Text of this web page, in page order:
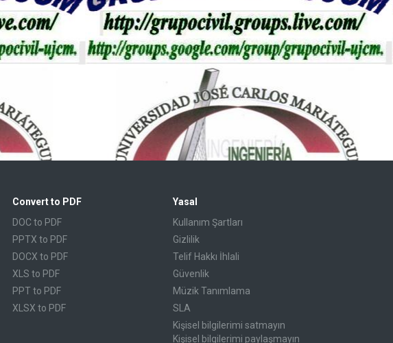
Convert to PDF
DOC to PDF
PPTX to PDF
DOCX to PDF
XLS to PDF
PPT to PDF
XLSX to PDF
Yasal
Kullanım Şartları
Gizlilik
Telif Hakkı İhlali
Güvenlik
Müzik Tanımlama
SLA
Kişisel bilgilerimi satmayın
Kişisel bilgilerimi paylaşmayın